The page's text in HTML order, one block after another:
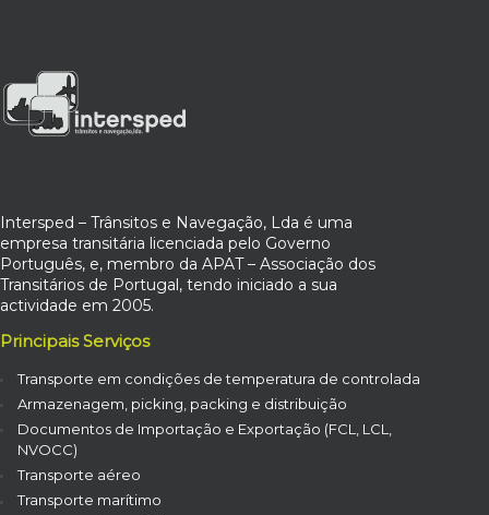
Intersped – Trânsitos e Navegação, Lda é uma
empresa transitária licenciada pelo Governo
Português, e, membro da APAT – Associação dos
Transitários de Portugal, tendo iniciado a sua
actividade em 2005.
Principais Serviços
Transporte em condições de temperatura de controlada
Armazenagem, picking, packing e distribuição
Documentos de Importação e Exportação (FCL, LCL,
NVOCC)
Transporte aéreo
Transporte marítimo